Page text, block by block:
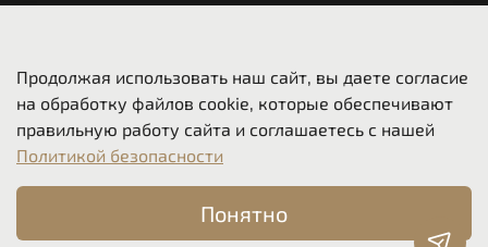
Пользовательское соглашение
Оферта и политика конфиденциальности
Вакансии
1175476018660
Продолжая использовать наш сайт, вы даете согласие
на обработку файлов cookie, которые обеспечивают
правильную работу сайта и соглашаетесь с нашей
Политикой безопасности
Понятно